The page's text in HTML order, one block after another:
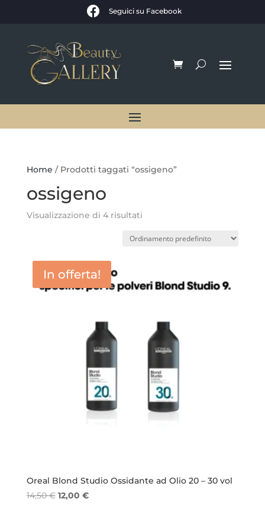
 Seguici su Facebook
Home / Prodotti taggati “ossigeno”
ossigeno
Visualizzazione di 4 risultati
In offerta!
Oreal Blond Studio Ossidante ad Olio 20 – 30 vol
14,50€ Il
12,00 €Il